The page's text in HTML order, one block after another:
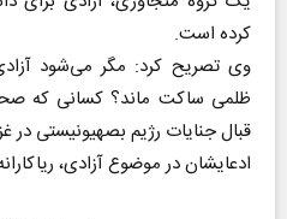
کرده است.
وی تصریح کرد: مگر می‌شود
ظلمی ساکت ماند؟ کسانی که
قبال جنایات رژیم بصهیونیستی در
ادعایشان در موضوع آزادی،